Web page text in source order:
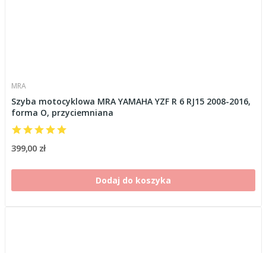
MRA
Szyba motocyklowa MRA YAMAHA YZF R 6 RJ15 2008-2016,
forma O, przyciemniana
399,00 zł
Dodaj do koszyka